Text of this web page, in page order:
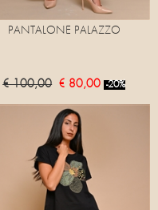
PANTALONE PALAZZO
€ 100,00 € 80,00 -20%